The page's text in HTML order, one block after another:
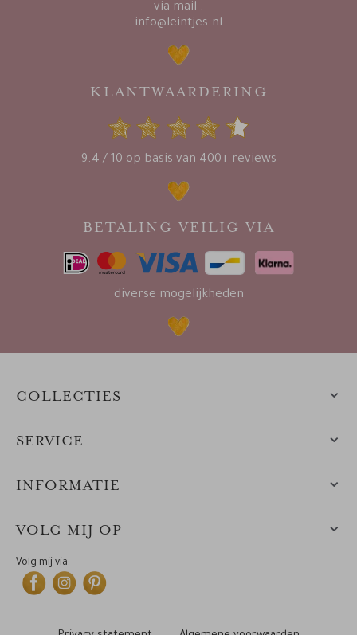
via mail :
info@leintjes.nl
KLANTWAARDERING
9.4 / 10 op basis van 400+ reviews
BETALING VEILIG VIA
diverse mogelijkheden
COLLECTIES
SERVICE
INFORMATIE
VOLG MIJ OP
Volg mij via: